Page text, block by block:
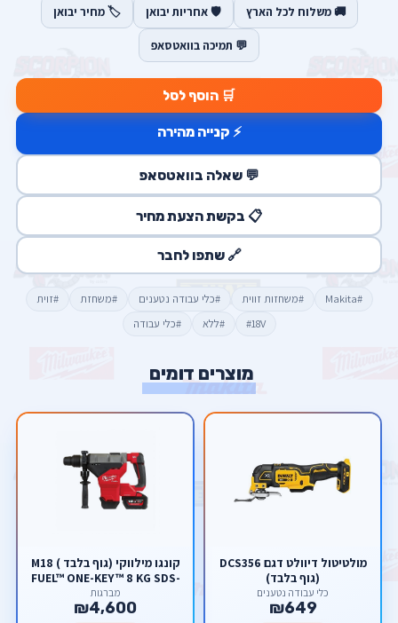
🚚 משלוח לכל הארץ 🛡️ אחריות יבואן 🏷️ מחיר יבואן
💬 תמיכה בוואטסאפ
🛒 הוסף לסל
⚡ קנייה מהירה
💬 שאלה בוואטסאפ
📋 בקשת הצעת מחיר
🔗 שתפו לחבר
#Makita #משחזות זווית #כלי עבודה נטענים #משחזת
#זוית
#18V
#ללא #כלי עבודה
מוצרים דומים
מולטיטול דיוולט דגם DCS356
(גוף בלבד)
כלי עבודה נטענים
₪649
קונגו מילווקי (גוף בלבד ) M18
FUEL™ ONE-KEY™ 8 KG SDS-
MAX DRILLING AND
BREAKING HAMMER
מברגות
₪4,600